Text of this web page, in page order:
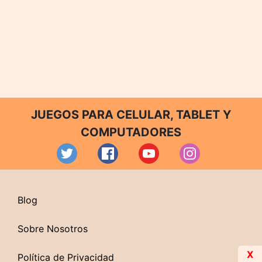
JUEGOS PARA CELULAR, TABLET Y
COMPUTADORES
Blog
Sobre Nosotros
Política de Privacidad X